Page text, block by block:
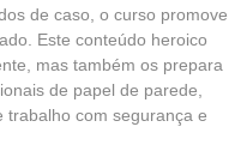
de caso, o curso promove
Este conteúdo heroico
mas também os prepara
de papel de parede,
trabalho com segurança e